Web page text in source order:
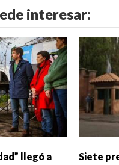
interesar:
llegó a
Siete